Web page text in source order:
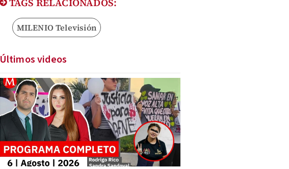
MILENIO Televisión
Últimos videos